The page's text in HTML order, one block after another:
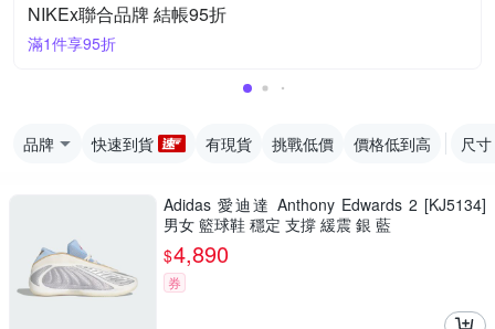
NIKEx聯合品牌 結帳95折
滿1件享95折
品牌 快速到貨 有現貨 挑戰低價 價格低到高 尺寸
Adidas 愛迪達 Anthony Edwards 2 [KJ5134]
男女 籃球鞋 穩定 支撐 緩震 銀 藍
$4,890
券